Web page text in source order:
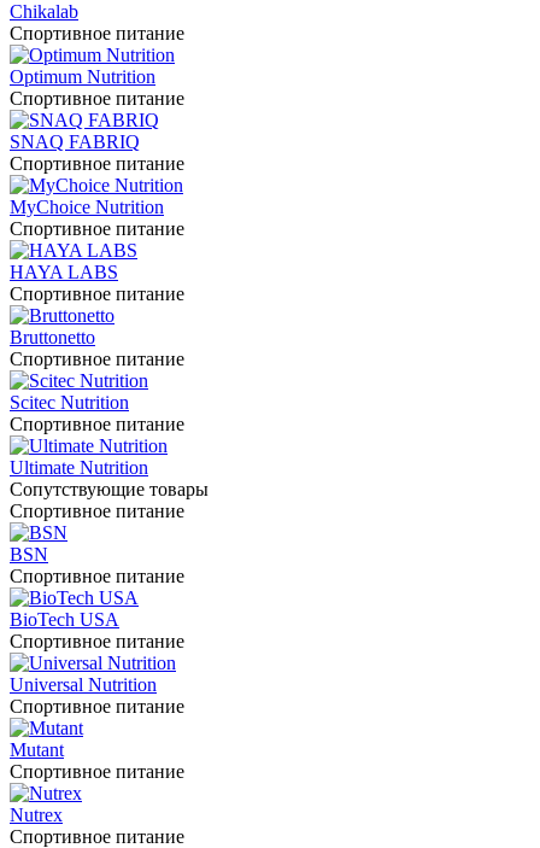
Chikalab
Спортивное питание
Optimum Nutrition
Спортивное питание
SNAQ FABRIQ
Спортивное питание
MyChoice Nutrition
Спортивное питание
HAYA LABS
Спортивное питание
Bruttonetto
Спортивное питание
Scitec Nutrition
Спортивное питание
Ultimate Nutrition
Сопутствующие товары
Спортивное питание
BSN
Спортивное питание
BioTech USA
Спортивное питание
Universal Nutrition
Спортивное питание
Mutant
Спортивное питание
Nutrex
Спортивное питание